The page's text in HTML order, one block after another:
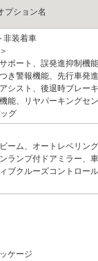
プション名
非装着車
ポート、誤発進抑制機能
き警報機能、先行車発
シスト、 後退時ブレー
能、
リヤパーキングセ
グ
ーム、オートレベリン
ランプ付ドアミラー、
ブクルーズコントロール
ケージ